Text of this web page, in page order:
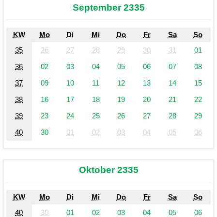
September 2335
KW Mo Di Mi Do Fr Sa
So
35
26 27 28 29 30 31
01
36
02 03 04 05 06 07
08
37
09 10 11 12 13 14
15
38
16 17 18 19 20 21
22
39
23 24 25 26 27 28
29
40
30 01 02 03 04 05 06
Oktober 2335
KW Mo Di Mi Do Fr Sa
So
40
30 01 02 03 04 05
06